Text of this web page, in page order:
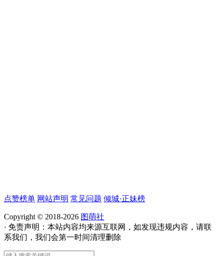
点赞榜单 网站声明 常见问题 倾城·正妹榜
Copyright © 2018-2026 图萌社
· 免责声明：本站内容均来源互联网，如发现违规内容，请联
系我们，我们会第一时间清理删除